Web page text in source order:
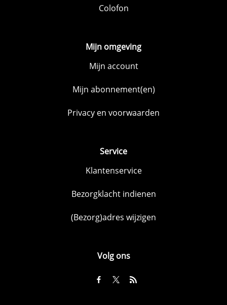
Colofon
Mijn omgeving
Mijn account
Mijn abonnement(en)
Privacy en voorwaarden
Service
Klantenservice
Bezorgklacht indienen
(Bezorg)adres wijzigen
Volg ons